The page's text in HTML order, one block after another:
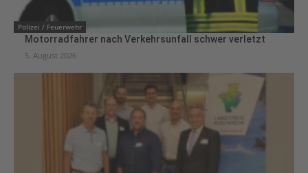
Polizei / Feuerwehr
Motorradfahrer nach Verkehrsunfall schwer verletzt
5. August 2026